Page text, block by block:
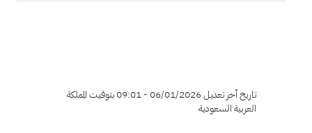
تاريخ آخر تعديل 06/01/2026 - 09:01 بتوقيت المملكة
العربية السعودية